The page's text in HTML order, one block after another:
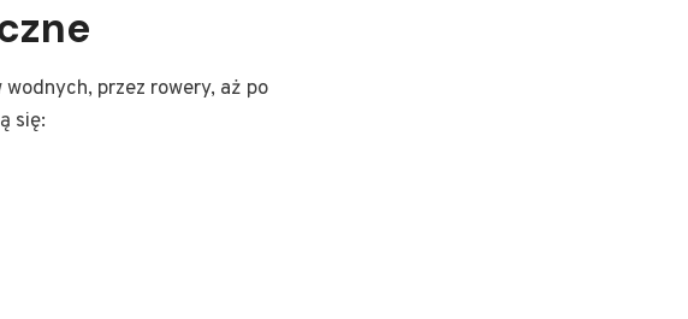
przez rowery, aż po
się: